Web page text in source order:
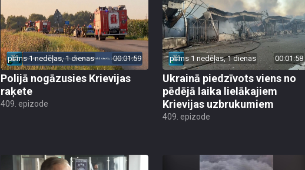
pirms 1 nedēļas, 1 dienas 00:01:59
Polijā nogāzusies Krievijas
raķete
409. epizode
pirms 1 nedēļas, 1 dienas 00:01:58
Ukrainā piedzīvots viens no
pēdējā laika lielākajiem
Krievijas uzbrukumiem
409. epizode